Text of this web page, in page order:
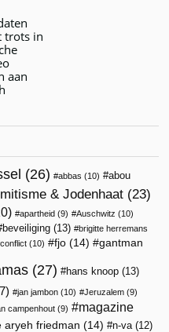
trots in
aan
(26) abbas (10)
abou
& Jodenhaat (23)
apartheid (9) Auschwitz (10)
beveiliging (13)
brigitte herremans
conflict (10) fjo (14) gantman
(27) hans knoop (13)
jan jambon (10) Jeruzalem (9)
campenhout (9)
magazine
aryeh friedman (14) n-va(12)